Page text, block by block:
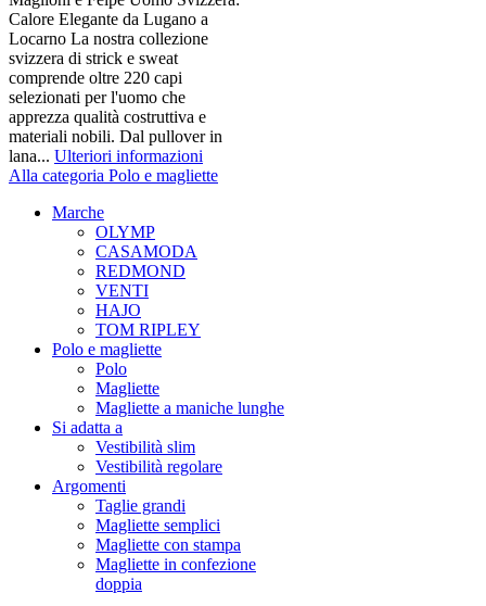
Calore Elegante da Lugano a
Locarno La nostra collezione
svizzera di strick e sweat
comprende oltre 220 capi
selezionati per l'uomo che
apprezza qualità costruttiva e
materiali nobili. Dal pullover in
lana... Ulteriori informazioni
Alla categoria Polo e magliette
Marche
OLYMP
CASAMODA
REDMOND
VENTI
HAJO
TOM RIPLEY
Polo e magliette
Polo
Magliette
Magliette a maniche lunghe
Si adatta a
Vestibilità slim
Vestibilità regolare
Argomenti
Taglie grandi
Magliette semplici
Magliette con stampa
Magliette in confezione
doppia